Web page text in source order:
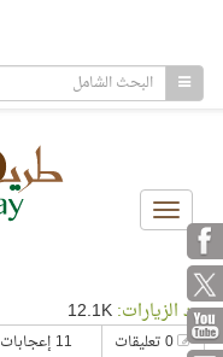
Toggle
navigation
عدد الزيارات:
11 إعجابات